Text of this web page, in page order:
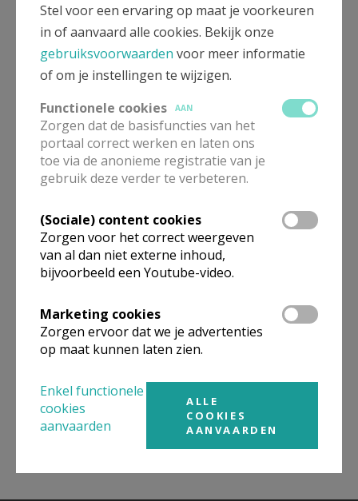
ZOEKEN
HULP
AANMELDEN OF REGISTREREN
Verbergen
St.-Jacob-de-Meerdere Kerk
Gits
Bekijk de details voor de weekendvieringen die doorgaan
in deze kerk, het adres van de kerk, alsook een lijst met
kerken in de buurt.
ALLE DETAILS TONEN
Omgeving
links naar kerken, eventueel van andere
organisaties, in de buurt.
Stel voor een ervaring op maat je voorkeuren
in of aanvaard alle cookies. Bekijk onze
gebruiksvoorwaarden voor meer informatie
of om je instellingen te wijzigen.
Functionele cookies
AAN
Zorgen dat de basisfuncties van het
portaal correct werken en laten ons
toe via de anonieme registratie van je
gebruik deze verder te verbeteren.
(Sociale) content cookies
Zorgen voor het correct weergeven
van al dan niet externe inhoud,
bijvoorbeeld een Youtube-video.
Marketing cookies
Zorgen ervoor dat we je advertenties
op maat kunnen laten zien.
Enkel functionele
cookies
aanvaarden
ALLE
COOKIES
AANVAARDEN